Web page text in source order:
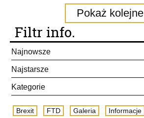
Pokaż kolejne
Filtr info.
Najnowsze
Najstarsze
Kategorie
Brexit FTD Galeria Informacje